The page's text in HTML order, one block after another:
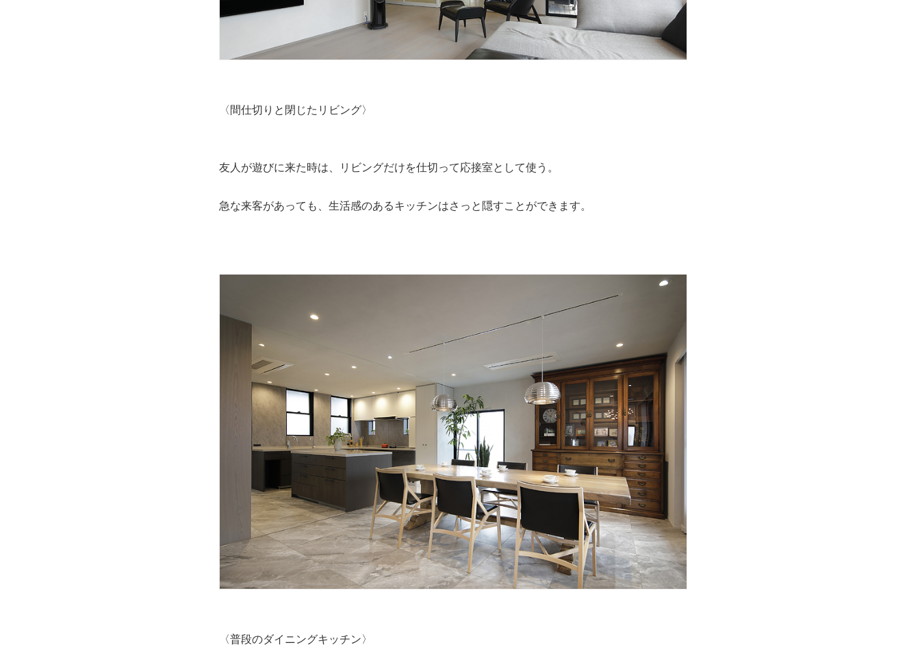
〈間仕切りと閉じたリビング〉
友人が遊びに来た時は、リビングだけを仕切って応接室として使う。
急な来客があっても、生活感のあるキッチンはさっと隠すことができます。
〈普段のダイニングキッチン〉